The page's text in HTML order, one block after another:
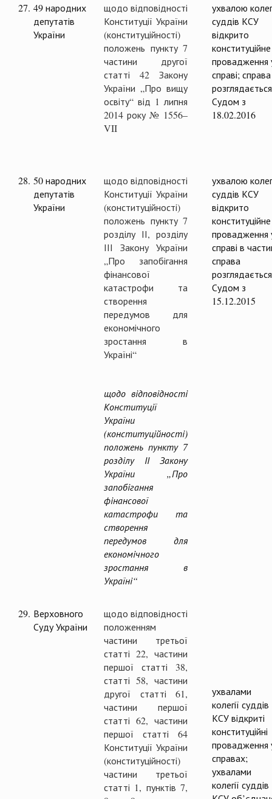
27. 49 народних
депутатів
України
щодо відповідності
Конституції України
(конституційності)
положень пункту 7
частини другої
статті 42 Закону
України „Про вищу
освіту“ від 1 липня
2014 року № 1556–
VII
ухвалою
суддів КСУ
відкрито
конституційне
провадження
справі; справа
розглядається
Судом з
18.02.2016
28. 50 народних
депутатів
України
щодо відповідності
Конституції України
(конституційності)
положень пункту 7
розділу ІІ, розділу
ІІІ Закону України
„Про запобігання
фінансової
катастрофи та
створення
передумов для
економічного
зростання в
Україні“
щодо відповідності
Конституції
України
(конституційності)
положень пункту 7
розділу ІІ Закону
України „Про
запобігання
фінансової
катастрофи та
створення
передумов для
економічного
зростання в
Україні“
ухвалою
суддів КСУ
відкрито
конституційне
провадження
справі в
справа
розглядається
Судом з
15.12.2015
29. Верховного
Суду України
щодо відповідності
положенням
частини третьої
статті 22, частини
першої статті 38,
статті 58, частини
другої статті 61,
частини першої
статті 62, частини
першої статті 64
Конституції України
(конституційності)
частини третьої
статті 1, пунктів 7,
ухвалами
колегії суддів
КСУ відкриті
конституційні
провадження
справах;
ухвалами
колегії суддів